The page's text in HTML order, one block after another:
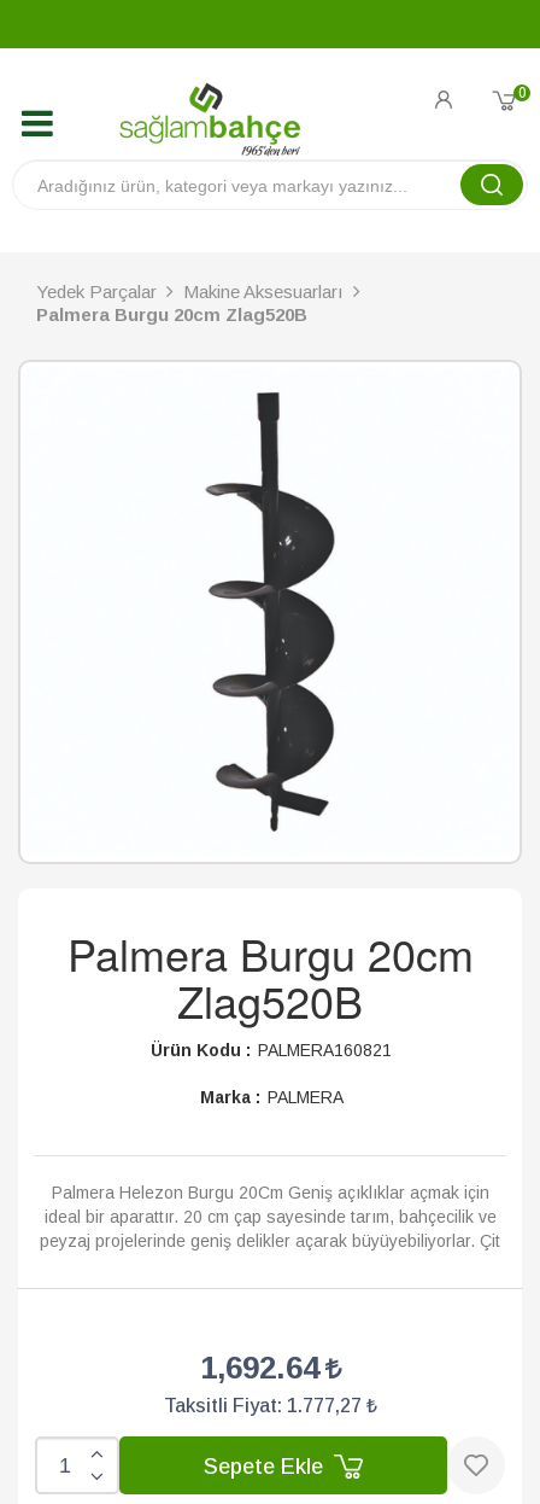
0
Yedek Parçalar
Makine Aksesuarları
Palmera Burgu 20cm Zlag520B
Palmera Burgu 20cm
Zlag520B
Ürün Kodu : PALMERA160821
Marka : PALMERA
Palmera Helezon Burgu 20Cm Geniş açıklıklar açmak için
ideal bir aparattır. 20 cm çap sayesinde tarım, bahçecilik ve
peyzaj projelerinde geniş delikler açarak büyüyebiliyorlar. Çit
1,692.64
Taksitli Fiyat: 1.777,27 ₺
Sepete Ekle